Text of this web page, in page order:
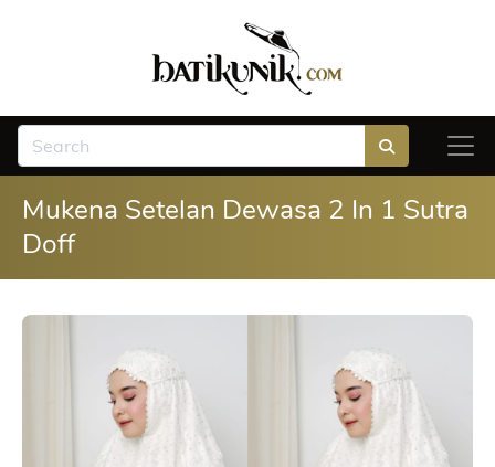
Mukena Setelan Dewasa 2 In 1 Sutra
Doff